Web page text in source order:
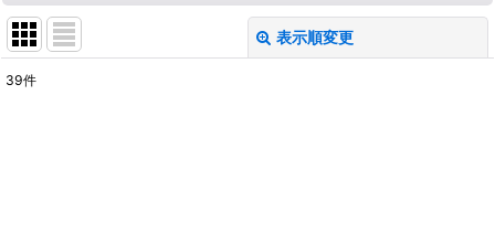
表示順変更
39件